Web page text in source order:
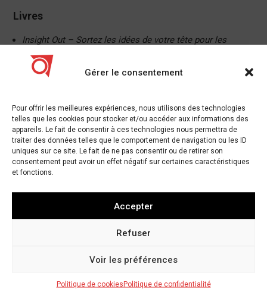
Gérer le consentement
Pour offrir les meilleures expériences, nous utilisons des technologies
telles que les cookies pour stocker et/ou accéder aux informations des
appareils. Le fait de consentir à ces technologies nous permettra de
traiter des données telles que le comportement de navigation ou les ID
uniques sur ce site. Le fait de ne pas consentir ou de retirer son
consentement peut avoir un effet négatif sur certaines caractéristiques
et fonctions.
Accepter
Refuser
Voir les préférences
Politique de cookiesPolitique de confidentialité
Livres
Insight Out – Sortez les idées de votre tête pour les
mettre en pratique
L’ADN de l’innovateur – Maîtriser les cinq compétences
Collective Genius – L’art et la pratique de diriger
l’innovation par Linda Hill, Greg Brandeau, Emily Truelove,
Kent Lineback
Critical Knowledge Transfer – Des outils pour gérer
l’intelligence profonde de votre entreprise
de Keith Ferrazzi avec Tahl Raz
grand saut… et d’autres pas par Jim Collins
Lean In – Les femmes, le travail et la volonté de diriger
Can’t Hurt Me – Maîtrisez votre esprit et défiez les